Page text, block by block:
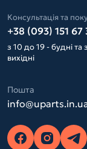
Консультація та
+38 (093) 151 67
з 10 до 19 - будні та
вихідні
Пошта